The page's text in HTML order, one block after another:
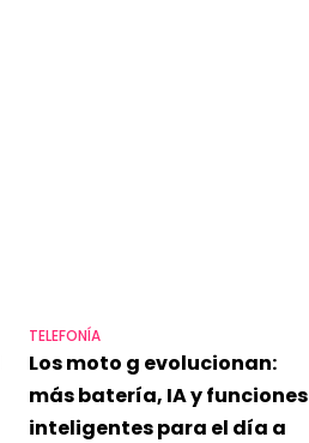
TELEFONÍA
Los moto g evolucionan:
más batería, IA y funciones
inteligentes para el día a